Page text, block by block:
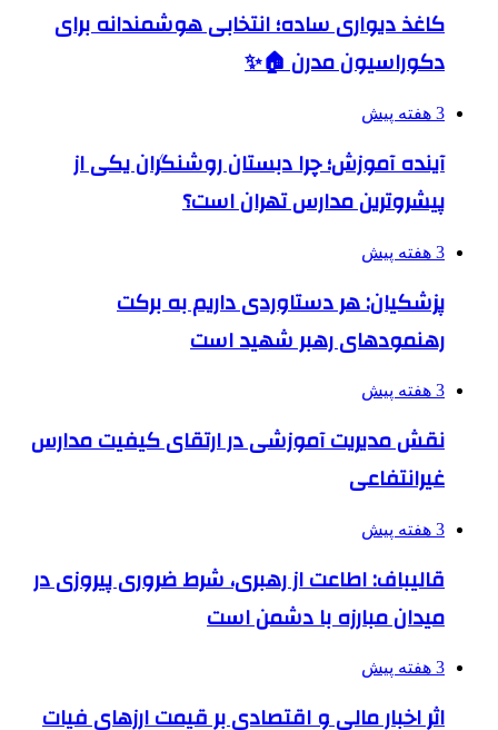
کاغذ دیواری ساده؛ انتخابی هوشمندانه برای
دکوراسیون مدرن 🏠✨
3 هفته پیش
آینده آموزش؛ چرا دبستان روشنگران یکی از
پیشروترین مدارس تهران است؟
3 هفته پیش
پزشکیان: هر دستاوردی داریم به برکت
رهنمودهای رهبر شهید است
3 هفته پیش
نقش مدیریت آموزشی در ارتقای کیفیت مدارس
غیرانتفاعی
3 هفته پیش
قالیباف: اطاعت از رهبری، شرط ضروری پیروزی در
میدان مبارزه با دشمن است
3 هفته پیش
اثر اخبار مالی و اقتصادی بر قیمت ارزهای فیات